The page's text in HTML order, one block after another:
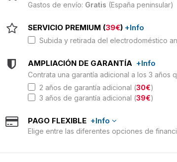
Gastos de envío: Gratis (España peninsular)
SERVICIO PREMIUM (39€) +Info
Subida y retirada del electrodoméstico
AMPLIACIÓN DE GARANTÍA +Info
Contrata una garantía adicional a los 3 años
2 años de garantía adicional (30€)
3 años de garantía adicional (39€)
PAGO FLEXIBLE +Info
Elige entre las diferentes opciones de